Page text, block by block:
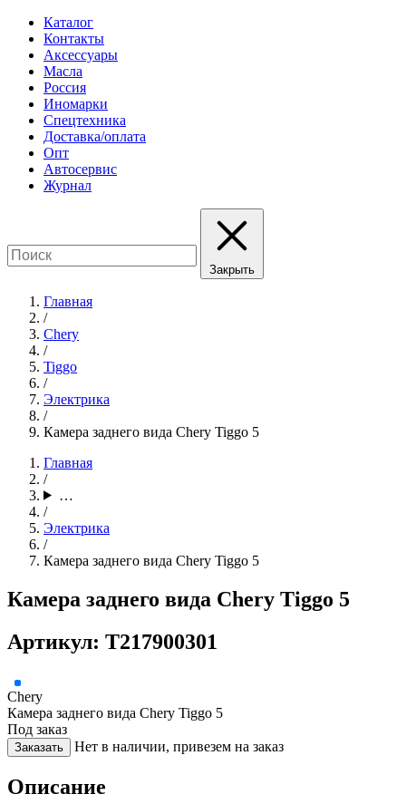
Каталог
Контакты
Аксессуары
Масла
Россия
Иномарки
Спецтехника
Доставка/оплата
Опт
Автосервис
Журнал
Закрыть
Главная
/
Chery
/
Tiggo
/
Электрика
/
Камера заднего вида Chery Tiggo 5
Главная
/
…
/
Электрика
/
Камера заднего вида Chery Tiggo 5
Камера заднего вида Chery Tiggo 5
Артикул: T217900301
Chery
Камера заднего вида Chery Tiggo 5
Под заказ
Заказать Нет в наличии, привезем на заказ
Описание